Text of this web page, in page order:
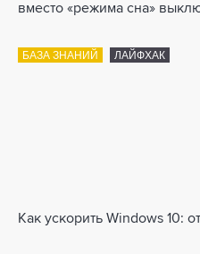
вместо «режима сна»
БАЗА ЗНАНИЙ ЛАЙФХАК
Как ускорить Windows 10: